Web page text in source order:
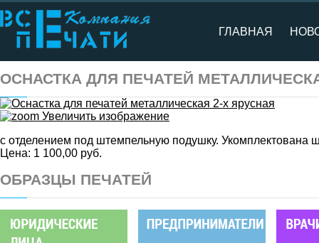
ГЛАВНАЯ
ОСНАСТКА ДЛЯ ПЕЧАТЕЙ
Увеличить изображение
с отделением под штемпельную подушку. Укомплектована
Цена: 1 100,00 руб.
ОБРАЗЦЫ ПЕЧАТЕЙ